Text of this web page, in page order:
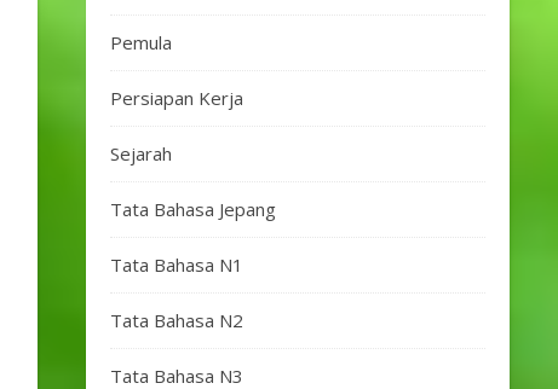
Pemula
Persiapan Kerja
Sejarah
Tata Bahasa Jepang
Tata Bahasa N1
Tata Bahasa N2
Tata Bahasa N3